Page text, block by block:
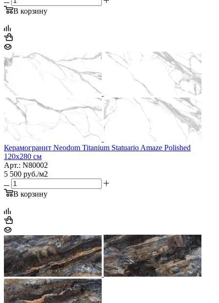
В корзину
Керамогранит Neodom Titanium Statuario Amaze Polished
120х280 см
Арт.: N80002
5 500 руб./м2
В корзину